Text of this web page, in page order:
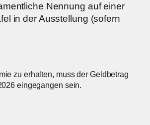
Nennung auf einer
in der Ausstellung (sofern
zu erhalten, muss der Geldbetrag
eingegangen sein.